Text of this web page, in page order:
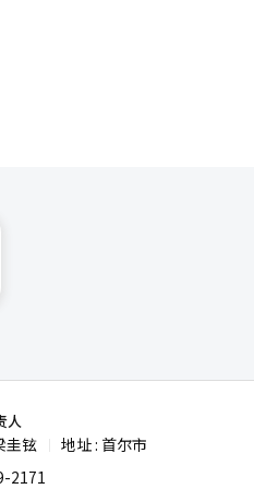
人
圭铉
地址 : 首尔市
2171